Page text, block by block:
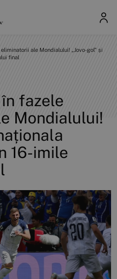
ale Mondialului! „Jovo-gol" și
final
fazele
Mondialului!
16-imile